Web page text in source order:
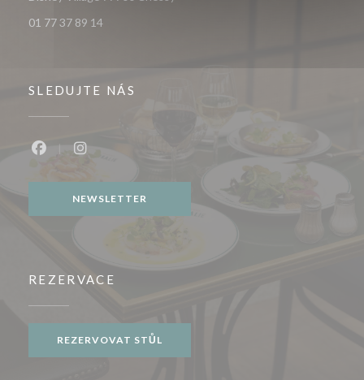
01 77 37 89 14
SLEDUJTE NÁS
NEWSLETTER
REZERVACE
REZERVOVAT STŮL